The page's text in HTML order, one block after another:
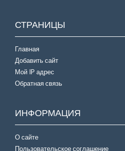
СТРАНИЦЫ
Главная
Добавить сайт
Мой IP адрес
Обратная связь
ИНФОРМАЦИЯ
О сайте
Пользовательское соглашение